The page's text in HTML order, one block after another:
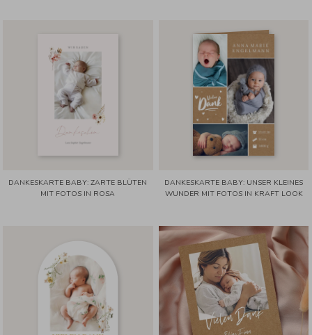
DANKESKARTE BABY: ZARTE BLÜTEN
MIT FOTOS IN ROSA
DANKESKARTE BABY: UNSER KLEINES
WUNDER MIT FOTOS IN KRAFT LOOK